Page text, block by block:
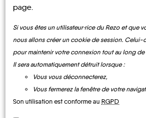
CONTACTEZ-NOUS !
Les infos
page.
Si vous êtes un utilisateur·rice du Rezo et que
nous allons créer un cookie de session. Celui-
pour maintenir votre connexion tout au long
Il sera automatiquement détruit lorsque :
Vous vous déconnecterez,
Vous fermerez la fenêtre de votre
Son utilisation est conforme au RGPD